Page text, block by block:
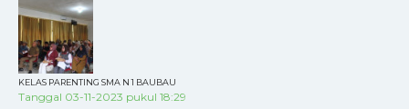
KELAS PARENTING SMA N 1 BAUBAU
Tanggal 03-11-2023 pukul 18:29